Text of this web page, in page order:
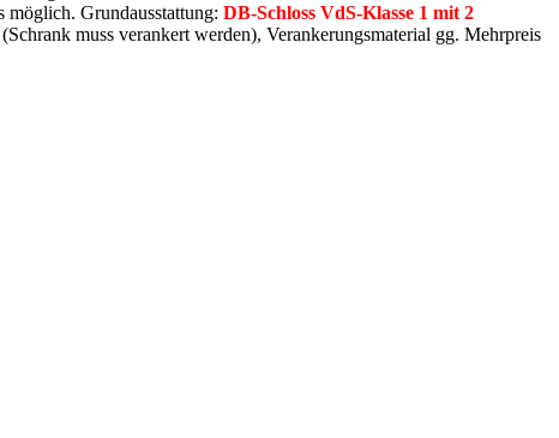
Grundausstattung: DB-Schloss VdS-Klasse 1 mit 2
muss verankert werden), Verankerungsmaterial gg. Mehrpreis